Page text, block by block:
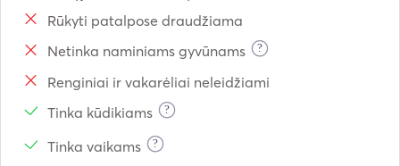
Rūkyti patalpose draudžiama
Netinka naminiams gyvūnams
?
Renginiai ir vakarėliai neleidžiami
Tinka kūdikiams
?
Tinka vaikams ?